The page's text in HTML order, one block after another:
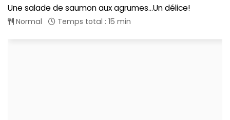
Une salade de saumon aux agrumes...Un délice!
Normal Temps total : 15 min